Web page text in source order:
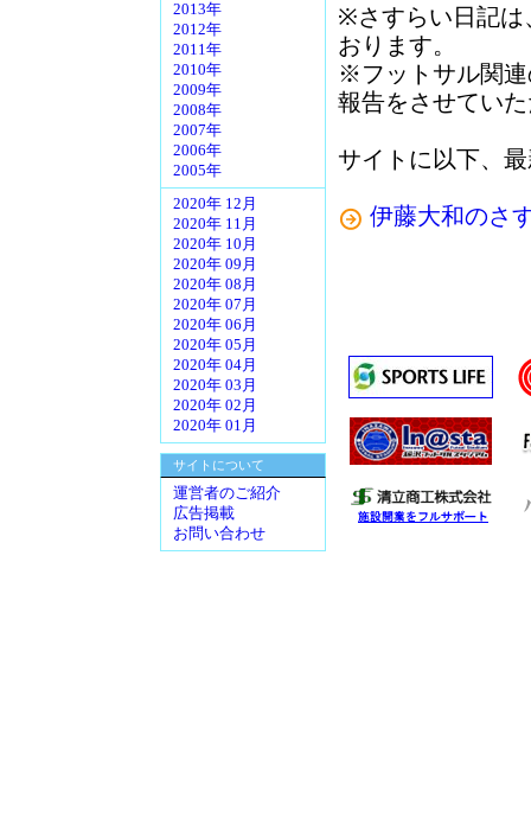
2013年
2012年
2011年
2010年
2009年
2008年
2007年
2006年
2005年
2020年 12月
2020年 11月
2020年 10月
2020年 09月
2020年 08月
2020年 07月
2020年 06月
2020年 05月
2020年 04月
2020年 03月
2020年 02月
2020年 01月
サイトについて
運営者のご紹介
広告掲載
お問い合わせ
※さすらい日記は
おります。
※フットサル関連
報告をさせてい
サイトに以下、
伊藤大和のさ